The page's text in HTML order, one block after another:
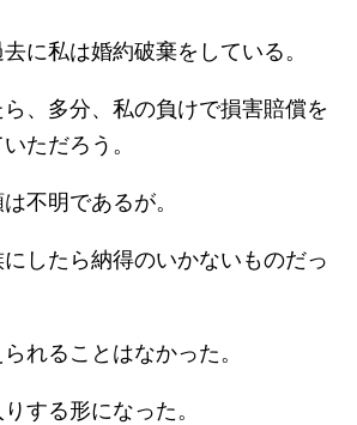
に私は婚約破棄をしている。
、多分、私の負けで損害賠償を
ただろう。
不明であるが。
したら納得のいかないものだっ
れることはなかった。
する形になった。